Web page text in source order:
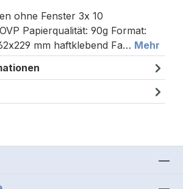
ohne Fenster 3x 10
Papierqualität: 90g Format:
mm haftklebend Fa… Mehr